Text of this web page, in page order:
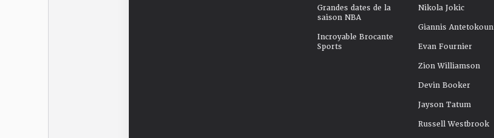
Grandes dates de la
saison NBA
Incroyable Brocante
Sports
Nikola Jokic
Giannis
Evan Fournier
Zion Williamson
Devin Booker
Jayson Tatum
Russell Westbrook